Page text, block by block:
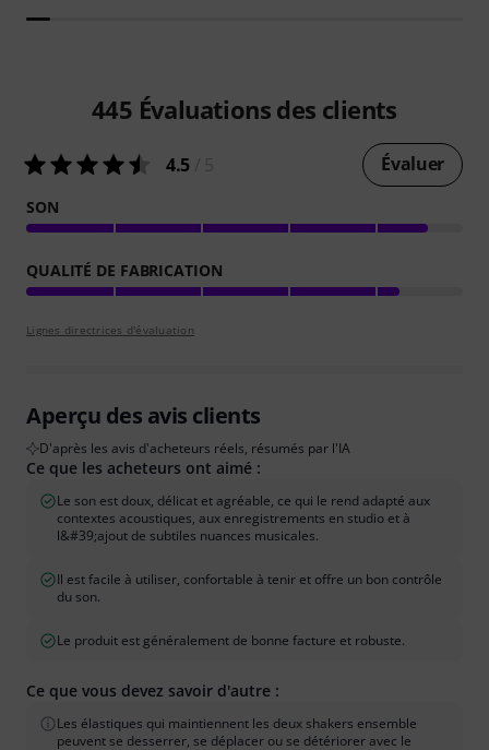
445 Évaluations des clients
4.5 Évaluer
SON
QUALITÉ DE FABRICATION
Lignes directrices d'évaluation
Aperçu des avis clients
D'après les avis d'acheteurs réels, résumés par l'IA
Ce que les acheteurs ont aimé :
Le son est doux, délicat et agréable, ce qui le rend adapté aux
contextes acoustiques, aux enregistrements en studio et à
l&#39;ajout de subtiles nuances musicales.
Il est facile à utiliser, confortable à tenir et offre un bon contrôle
du son.
Le produit est généralement de bonne facture et robuste.
Ce que vous devez savoir d'autre :
Les élastiques qui maintiennent les deux shakers ensemble
peuvent se desserrer, se déplacer ou se détériorer avec le